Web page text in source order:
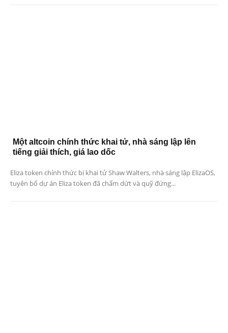
Một altcoin chính thức khai tử, nhà sáng lập lên
tiếng giải thích, giá lao dốc
Eliza token chính thức bị khai tử Shaw Walters, nhà sáng lập ElizaOS,
tuyên bố dự án Eliza token đã chấm dứt và quỹ đứng...